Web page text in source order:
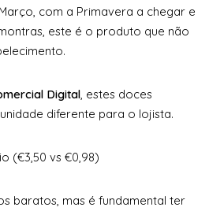
com a Primavera a chegar e
este é o produto que não
Digital , estes doces
diferente para o lojista.
(€3,50 vs €0,98)
baratos, mas é fundamental ter